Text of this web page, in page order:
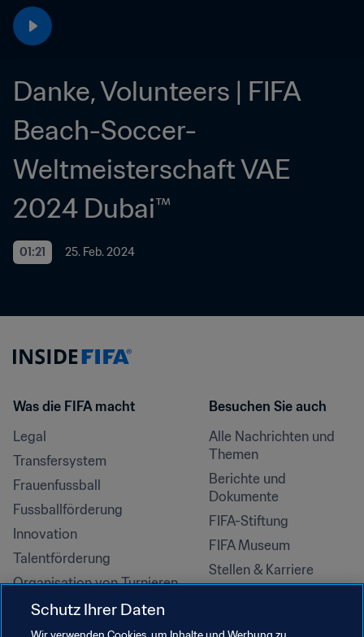
Danke, Volunteers | FIFA
Beach-Soccer-
Weltmeisterschaft VAE
2024 Dubai™
01:21 25. Feb. 2024
Was die FIFA macht
Legal
Transfersystem
Frauenfussball
Fussballförderung
Innovation
Talentförderung
Organisation von Turnieren
Nachhaltigkeit
Menschenrechte und
Besuchen Sie auch
Alle Nachrichten und
Themen
Berichte und
Dokumente
FIFA-Stiftung
FIFA Museum
Stellen & Karriere
Schutz Ihrer Daten